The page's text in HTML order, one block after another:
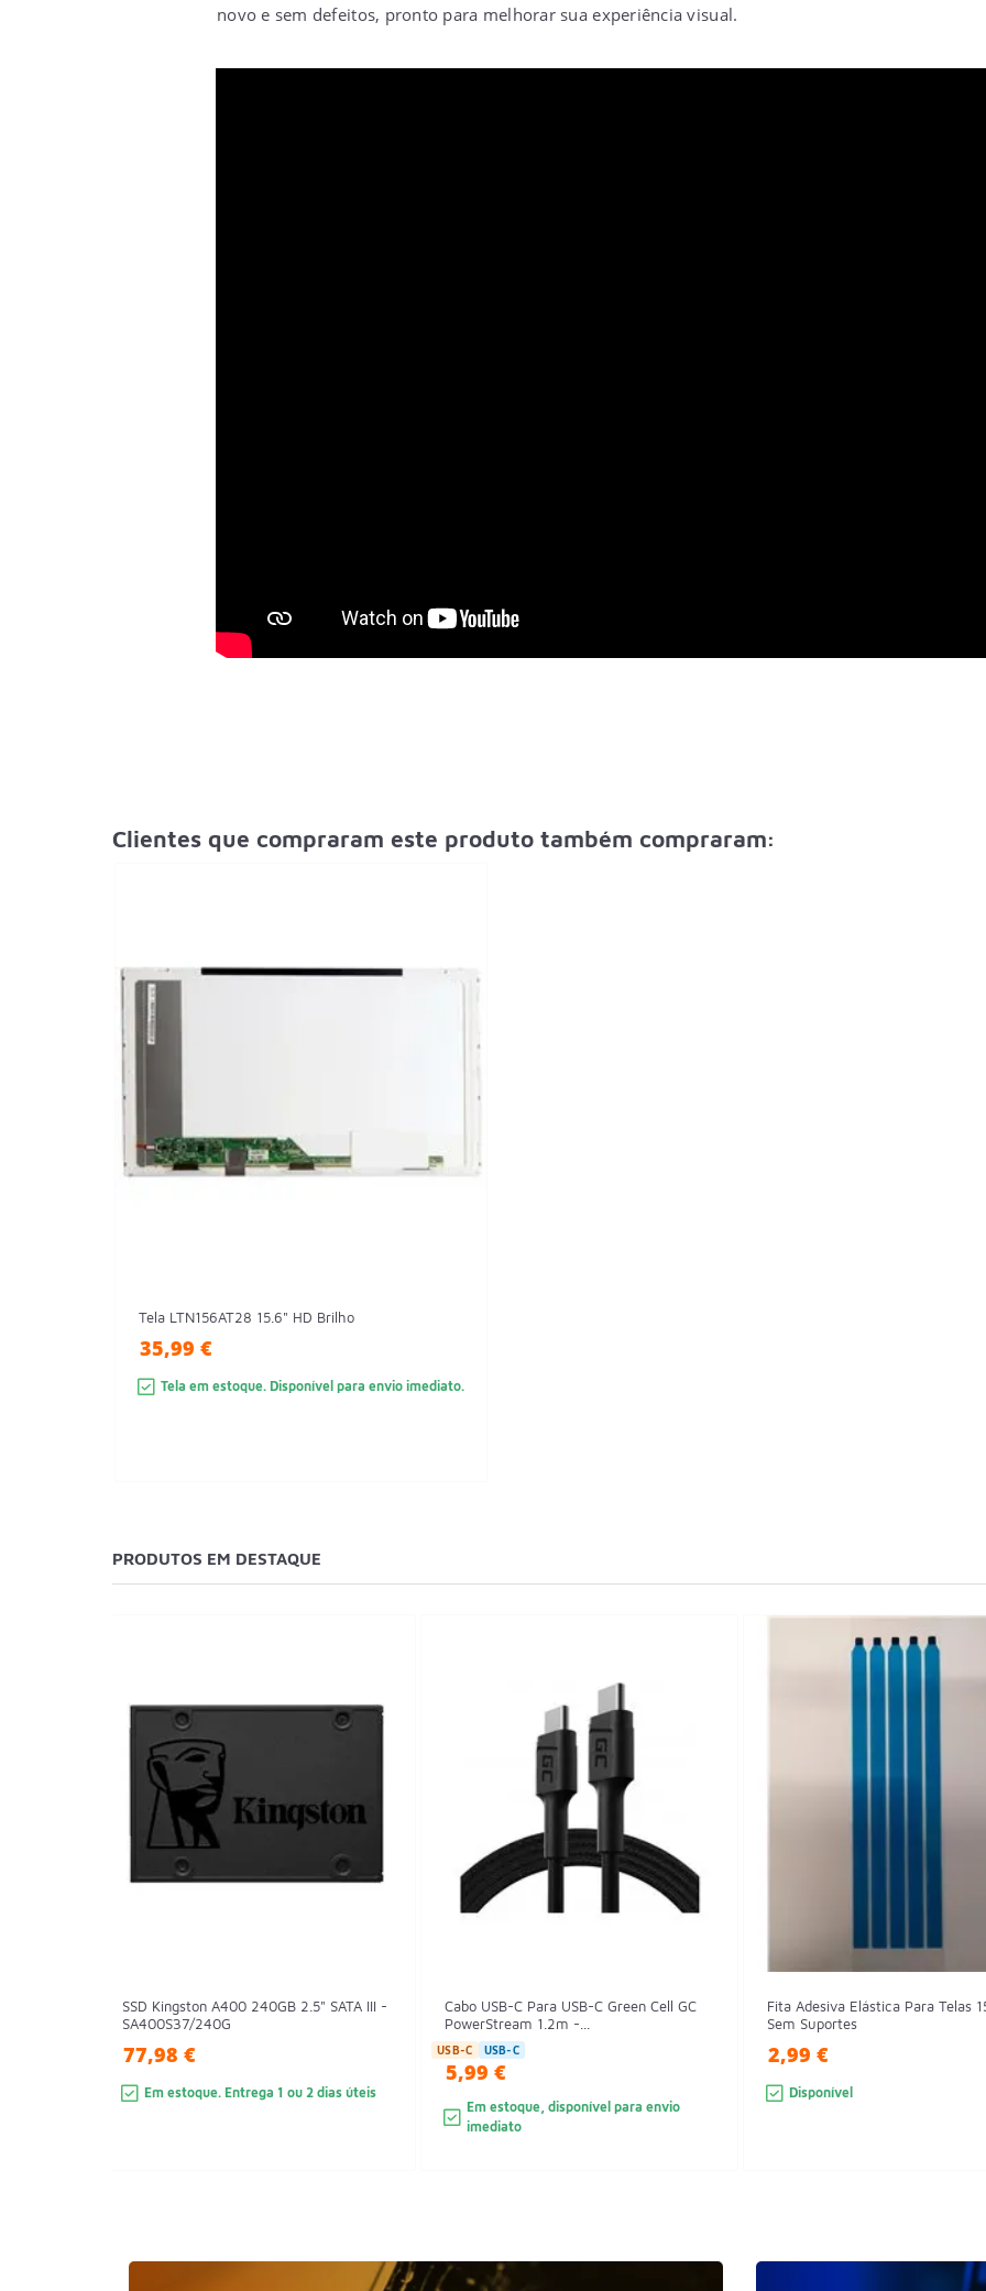
novo e sem defeitos, pronto para melhorar sua experiência visual.
Clientes que compraram este produto também compraram:
Tela LTN156AT28 15.6" HD Brilho
35,99 €
Tela em estoque. Disponível para envio imediato.
PRODUTOS EM DESTAQUE
SSD Kingston A400 240GB 2.5" SATA III -
SA400S37/240G
77,98 €
Em estoque. Entrega 1 ou 2 dias úteis
Cabo USB-C Para USB-C Green Cell GC
PowerStream 1.2m -...
USB-C USB-C
5,99 €
Em estoque, disponível para envio
imediato
Fita Adesiva Elástica Para Telas
Sem Suportes
2,99 €
Disponível